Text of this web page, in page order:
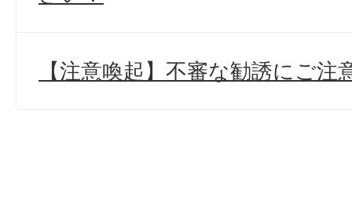
【注意喚起】不審な勧誘にご注